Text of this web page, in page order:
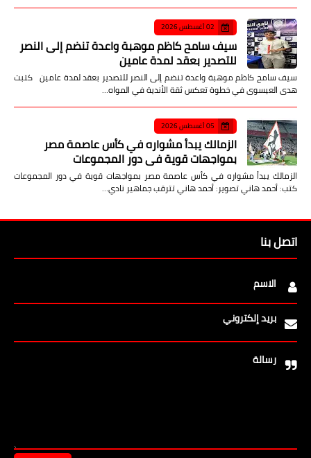
02 أغسطس 2026
سيف سامح كاظم موهبة واعدة تنضم إلى النصر
للتصدير بعقد لمدة عامين
سيف سامح كاظم موهبة واعدة تنضم إلى النصر للتصدير بعقد لمدة عامين كتبت
هدى العيسوى في خطوة تعكس ثقة الأندية في المواه…
05 أغسطس 2026
الزمالك يبدأ مشواره في كأس عاصمة مصر
بمواجهات قوية في دور المجموعات
الزمالك يبدأ مشواره في كأس عاصمة مصر بمواجهات قوية في دور المجموعات
كتب: أحمد هاني تصوير: أحمد هاني تترقب جماهير نادي…
اتصل بنا
الاسم
بريد إلكتروني
رسالة